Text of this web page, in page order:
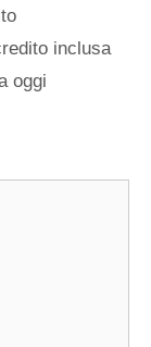
inclusa
oggi